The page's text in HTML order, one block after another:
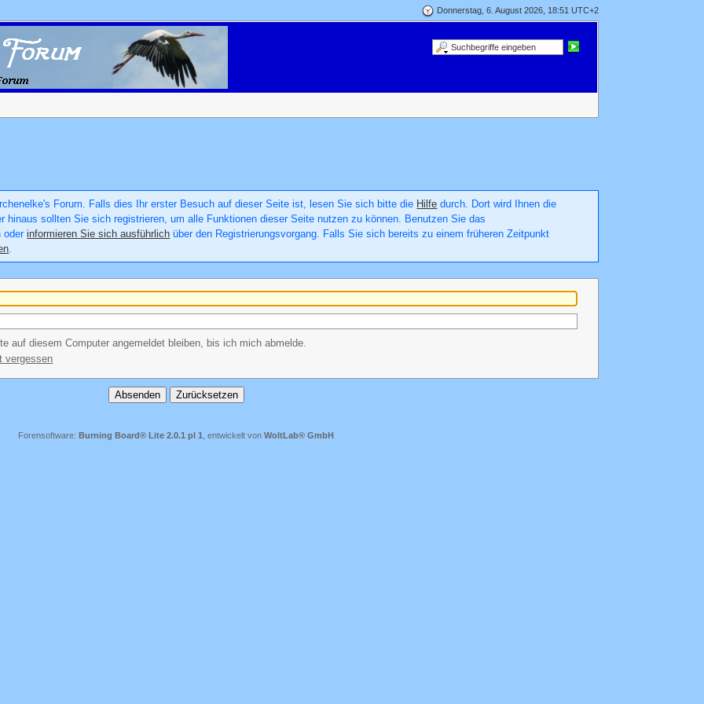
Donnerstag, 6. August 2026, 18:51 UTC+2
Forum. Falls dies Ihr erster Besuch auf dieser Seite ist, lesen Sie sich bitte die Hilfe durch. Dort wird Ihnen die
hinaus sollten Sie sich registrieren, um alle Funktionen dieser Seite nutzen zu können. Benutzen Sie das
oderinformieren Sie sich ausführlich über den Registrierungsvorgang. Falls Sie sich bereits zu einem früheren Zeitpunkt
.
auf diesem Computer angemeldet bleiben, bis ich mich abmelde.
vergessen
Forensoftware: Burning Board® Lite 2.0.1 pl 1 , entwickelt von WoltLab® GmbH